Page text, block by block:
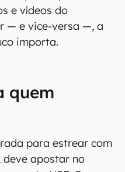
e vídeos do
— e vice-versa —, a
importa.
quem
para estrear com
deve apostar no